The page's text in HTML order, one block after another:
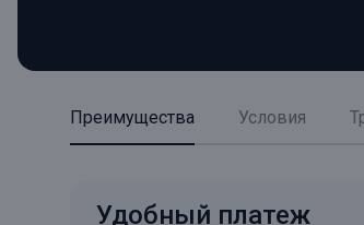
Преимущества Условия
Удобный платеж